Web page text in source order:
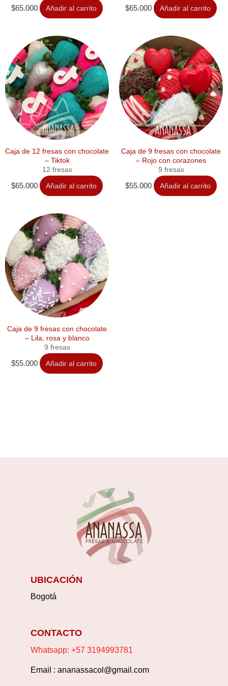
$65.000 Añadir al carrito
$65.000 Añadir al carrito
Caja de 12 fresas con chocolate
– Tiktok
12 fresas
$65.000 Añadir al carrito
Caja de 9 fresas con chocolate
– Rojo con corazones
9 fresas
$55.000 Añadir al carrito
Caja de 9 fresas con chocolate
– Lila, rosa y blanco
9 fresas
$55.000 Añadir al carrito
UBICACIÓN
Bogotá
CONTACTO
Whatsapp: +57 3194993781
Email : ananassacol@gmail.com